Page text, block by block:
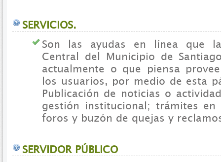
SERVICIOS.
Son las ayudas en línea que
Central del Municipio de
actualmente o que piensa
los usuarios, por medio de esta
Publicación de noticias o
gestión institucional; trámites en
foros y buzón de quejas y
SERVIDOR PÚBLICO